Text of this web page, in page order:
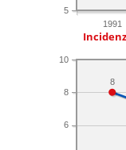
1991
5
6
8
10
8